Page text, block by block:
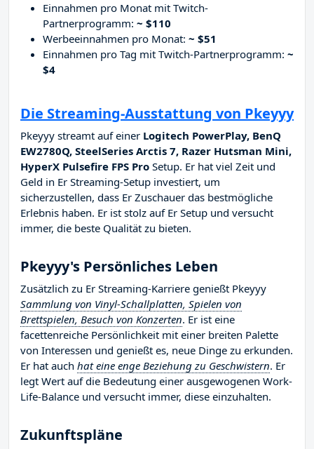
Einnahmen pro Monat mit Twitch-
Partnerprogramm: ~ $110
Werbeeinnahmen pro Monat: ~ $51
Einnahmen pro Tag mit Twitch-Partnerprogramm: ~
$4
Die Streaming-Ausstattung von Pkeyyy
Pkeyyy streamt auf einer Logitech PowerPlay, BenQ
EW2780Q, SteelSeries Arctis 7, Razer Hutsman Mini,
HyperX Pulsefire FPS Pro Setup. Er hat viel Zeit und
Geld in Er Streaming-Setup investiert, um
sicherzustellen, dass Er Zuschauer das bestmögliche
Erlebnis haben. Er ist stolz auf Er Setup und versucht
immer, die beste Qualität zu bieten.
Pkeyyy's Persönliches Leben
Zusätzlich zu Er Streaming-Karriere genießt Pkeyyy
Sammlung von Vinyl-Schallplatten, Spielen von
Brettspielen, Besuch von Konzerten. Er ist eine
facettenreiche Persönlichkeit mit einer breiten Palette
von Interessen und genießt es, neue Dinge zu erkunden.
Er hat auch hat eine enge Beziehung zu Geschwistern. Er
legt Wert auf die Bedeutung einer ausgewogenen Work-
Life-Balance und versucht immer, diese einzuhalten.
Zukunftspläne